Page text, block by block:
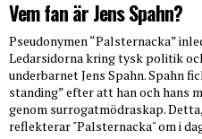
Vem fan är Jens Spahn?
Pseudonymen “Palsternacka”
Ledarsidorna kring tysk politik
underbarnet Jens Spahn. Spahn
standing” efter att han och hans
genom surrogatmödraskap.
reflekterar "Palsternacka" om i